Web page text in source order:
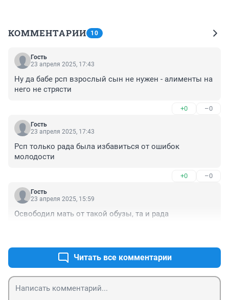
КОММЕНТАРИИ 10
Гость
23 апреля 2025, 17:43
Ну да бабе рсп взрослый сын не нужен - алименты на
него не стрясти
+0 –0
Гость
23 апреля 2025, 17:43
Рсп только рада была избавиться от ошибок
молодости
+0 –0
Гость
23 апреля 2025, 15:59
Освободил мать от такой обузы, та и рада
Читать все комментарии